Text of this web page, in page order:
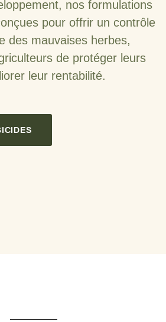
nos formulations
pour offrir un contrôle
des mauvaises herbes,
de protéger leurs
leur rentabilité.